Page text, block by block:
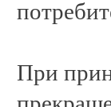
При